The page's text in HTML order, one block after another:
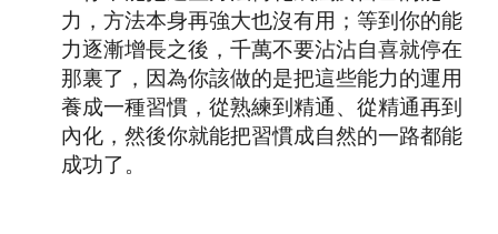
力，方法本身再強大也沒有用；等到你的能
力逐漸增長之後，千萬不要沾沾自喜就停在
那裏了，因為你該做的是把這些能力的運用
養成一種習慣，從熟練到精通、從精通再到
內化，然後你就能把習慣成自然的一路都能
成功了。